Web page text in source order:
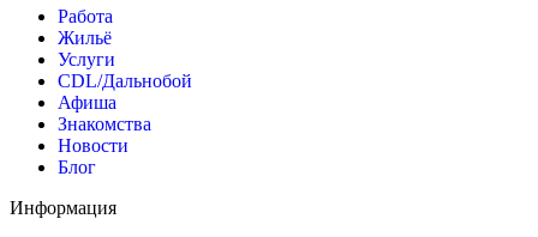
Работа
Жильё
Услуги
CDL/Дальнобой
Афиша
Знакомства
Новости
Блог
Информация